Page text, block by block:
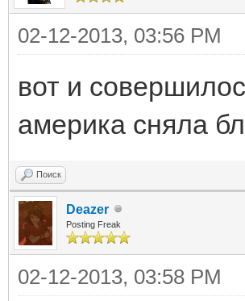
02-12-2013, 03:56 PM
вот и
америка сняла
Поиск
Deazer
Posting Freak
02-12-2013, 03:58 PM